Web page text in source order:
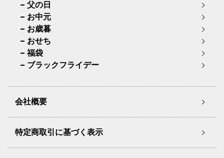
父の日
お中元
お歳暮
おせち
福袋
ブラックフライデー
会社概要
特定商取引に基づく表示